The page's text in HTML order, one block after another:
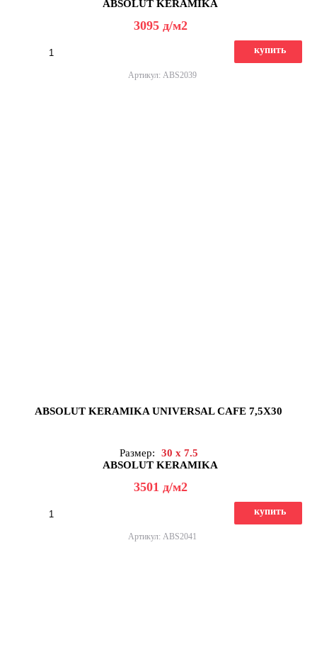
ABSOLUT KERAMIKA
3095 д/м2
купить
Артикул: ABS2039
ABSOLUT KERAMIKA UNIVERSAL CAFE 7,5X30
Размер:
30 x 7.5
ABSOLUT KERAMIKA
3501 д/м2
купить
Артикул: ABS2041